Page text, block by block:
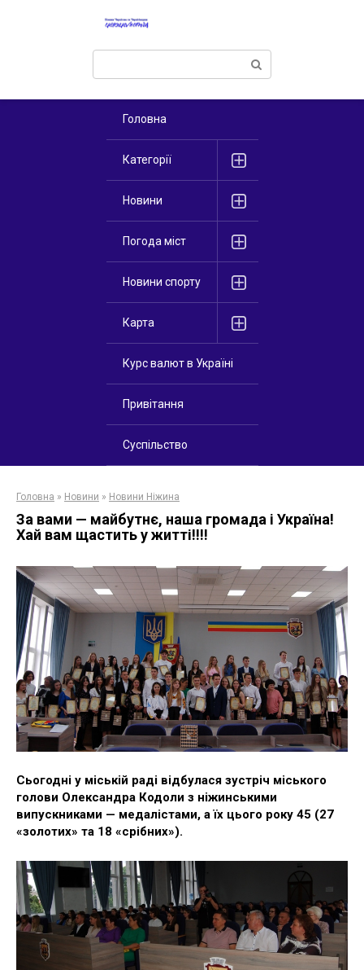
Поиск:
Головна
Категорії
Новини
Погода міст
Новини спорту
Карта
Курс валют в Україні
Привітання
Суспільство
Головна » Новини » Новини Ніжина
За вами — майбутнє, наша громада і Україна!
Хай вам щастить у житті!!!!
Сьогодні у міській раді відбулася зустріч міського
голови Олександра Кодоли з ніжинськими
випускниками — медалістами, а їх цього року 45 (27
«золотих» та 18 «срібних»).